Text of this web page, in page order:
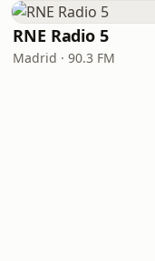
RNE Radio 5
Madrid · 90.3 FM